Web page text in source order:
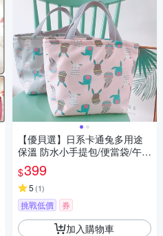
【優貝選】日系卡通兔多用途
保溫 防水小手提包/便當袋/午餐
提包(4色)
$399
5 (1)
挑戰低價 券
加入購物車